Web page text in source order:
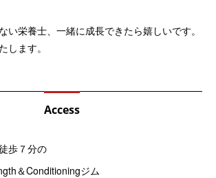
い栄養士、一緒に成長できたら嬉しいです。
します。
Access
歩７分の
＆Conditioningジム